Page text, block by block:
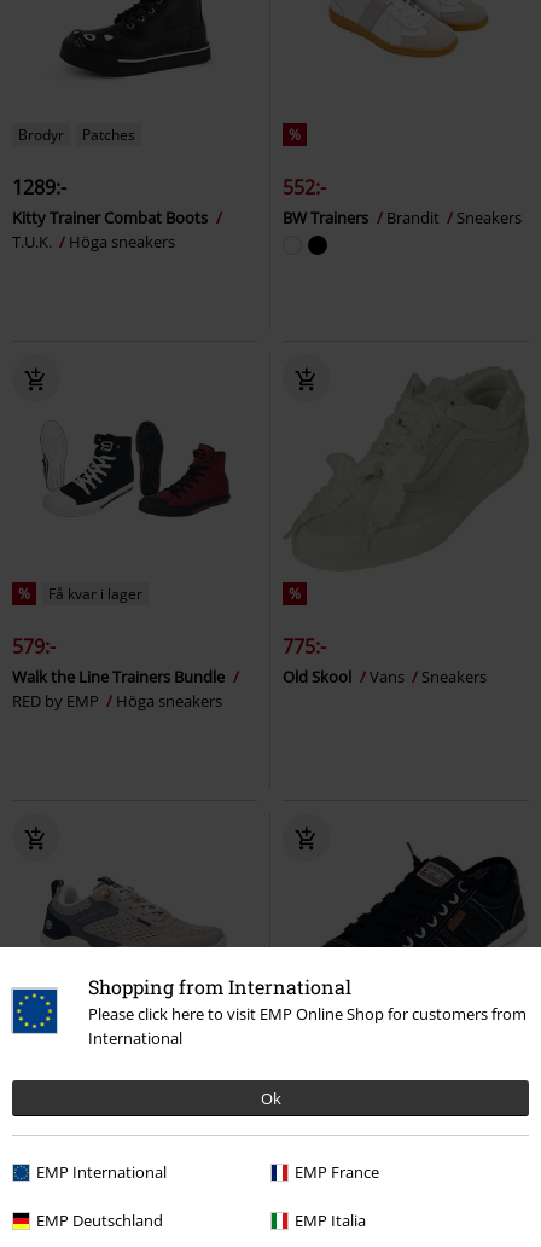
Shopping from International
Please click here to visit EMP Online Shop for customers from
International
Ok
EMP International EMP France
EMP Deutschland EMP Italia
Brodyr Patches
1289:-
Kitty Trainer Combat Boots
T.U.K.
Höga sneakers
%
552:-
BW Trainers Brandit Sneakers
% Få kvar i lager
579:-
Walk the Line Trainers Bundle
RED by EMP
Höga sneakers
%
775:-
Old Skool Vans Sneakers
Sneaker
Dockers by Gerli
Sneakers
Sneaker Low
Dockers by Gerli
Sneakers